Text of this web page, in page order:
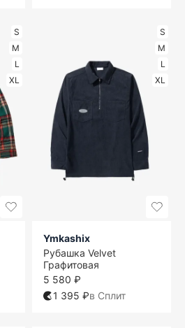
S
M
L
XL
S
M
L
XL
Ymkashix
Рубашка Velvet
Графитовая
5 580 ₽
1 395 ₽в Сплит